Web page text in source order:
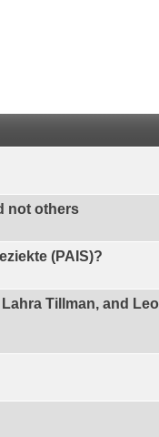
not others
(PAIS)?
Tillman, and Leo